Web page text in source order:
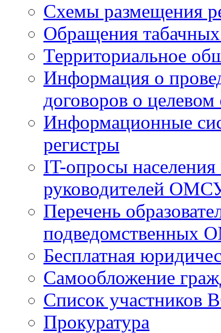
Схемы размещения
Обращения
Территориальное
Информация о
договоров о
Информационные
регистры
IT-опросы населения
руководителей
Перечень
подведомственных
Бесплатная
Самообложение
Список участников
Прокуратура